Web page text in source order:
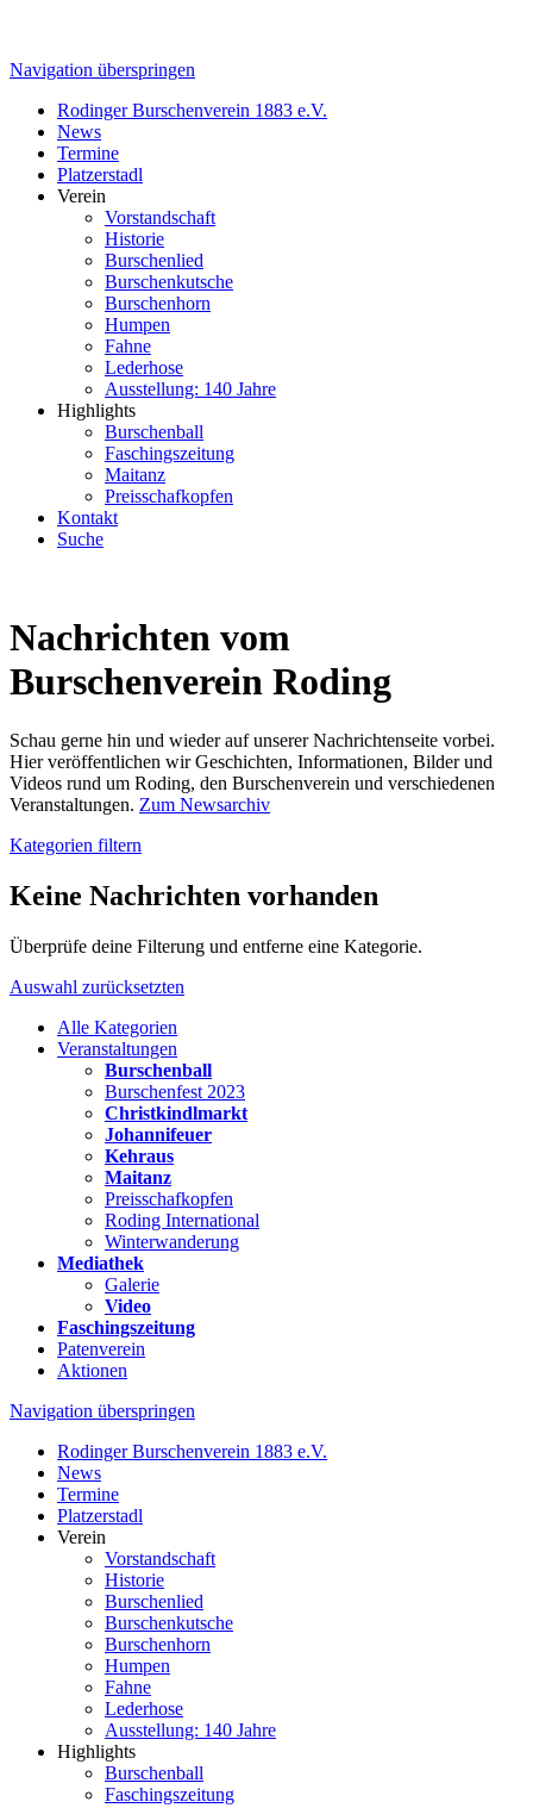
Navigation überspringen
Rodinger Burschenverein 1883 e.V.
News
Termine
Platzerstadl
Verein
Vorstandschaft
Historie
Burschenlied
Burschenkutsche
Burschenhorn
Humpen
Fahne
Lederhose
Ausstellung: 140 Jahre
Highlights
Burschenball
Faschingszeitung
Maitanz
Preisschafkopfen
Kontakt
Suche
Nachrichten vom
Burschenverein Roding
Schau gerne hin und wieder auf unserer Nachrichtenseite vorbei.
Hier veröffentlichen wir Geschichten, Informationen, Bilder und
Videos rund um Roding, den Burschenverein und verschiedenen
Veranstaltungen. Zum Newsarchiv
Kategorien filtern
Keine Nachrichten vorhanden
Überprüfe deine Filterung und entferne eine Kategorie.
Auswahl zurücksetzten
Alle Kategorien
Veranstaltungen
Burschenball
Burschenfest 2023
Christkindlmarkt
Johannifeuer
Kehraus
Maitanz
Preisschafkopfen
Roding International
Winterwanderung
Mediathek
Galerie
Video
Faschingszeitung
Patenverein
Aktionen
Navigation überspringen
Rodinger Burschenverein 1883 e.V.
News
Termine
Platzerstadl
Verein
Vorstandschaft
Historie
Burschenlied
Burschenkutsche
Burschenhorn
Humpen
Fahne
Lederhose
Ausstellung: 140 Jahre
Highlights
Burschenball
Faschingszeitung